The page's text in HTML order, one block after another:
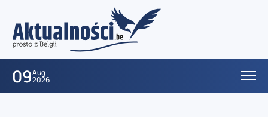
09Aug
2026